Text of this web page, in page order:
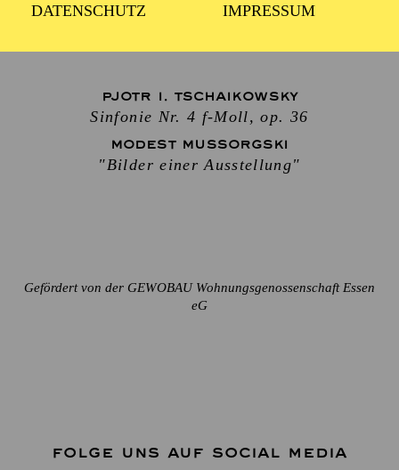
DATENSCHUTZ IMPRESSUM
Moderation
PJOTR I. TSCHAIKOWSKY
Sinfonie Nr. 4 f-Moll, op. 36
MODEST MUSSORGSKI
"Bilder einer Ausstellung"
Gefördert von der GEWOBAU Wohnungsgenossenschaft Essen
eG
FOLGE UNS AUF SOCIAL MEDIA